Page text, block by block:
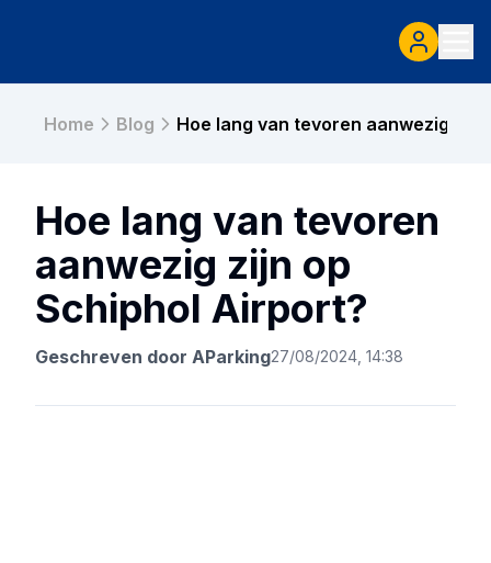
Home Blog Hoe lang van tevoren aanwezig
Hoe lang van tevoren
aanwezig zijn op
Schiphol Airport?
Geschreven door AParking27/08/2024, 14:38